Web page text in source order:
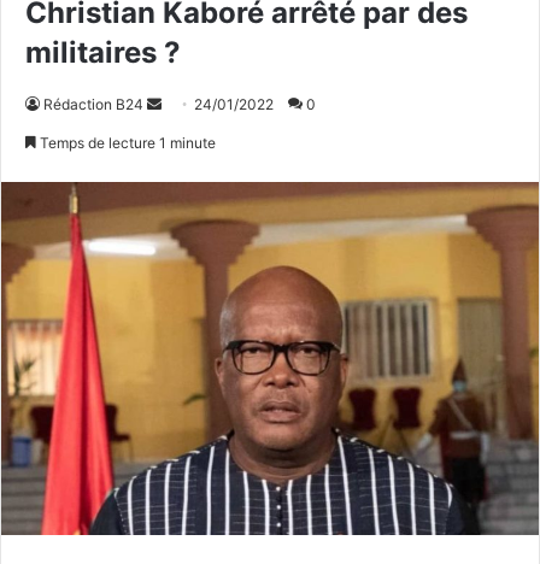
Christian Kaboré arrêté par des
militaires ?
Rédaction B24
y
e
r
i
e
24/01/2022 0
Temps de lecture 1 minute